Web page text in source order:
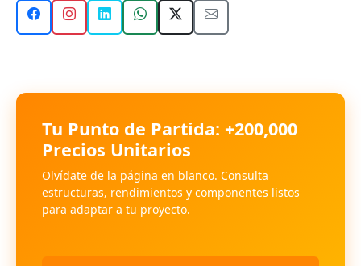
Tu Punto de Partida: +200,000
Precios Unitarios
Olvídate de la página en blanco. Consulta
estructuras, rendimientos y componentes listos
para adaptar a tu proyecto.